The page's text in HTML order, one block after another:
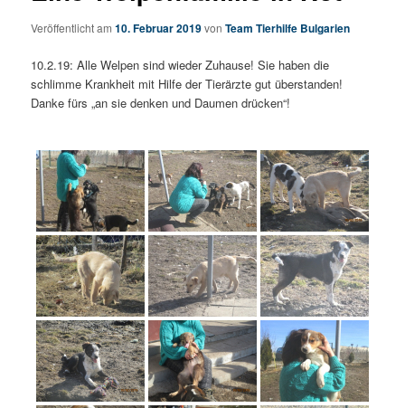
Veröffentlicht am10. Februar 2019vonTeam Tierhilfe Bulgarien
10.2.19: Alle Welpen sind wieder Zuhause! Sie haben die
schlimme Krankheit mit Hilfe der Tierärzte gut überstanden!
Danke fürs „an sie denken und Daumen drücken“!